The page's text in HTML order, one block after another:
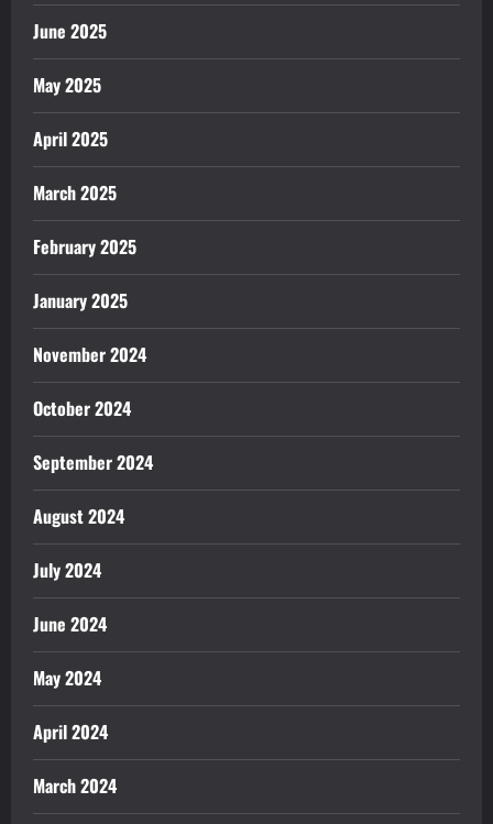
June 2025
May 2025
April 2025
March 2025
February 2025
January 2025
November 2024
October 2024
September 2024
August 2024
July 2024
June 2024
May 2024
April 2024
March 2024